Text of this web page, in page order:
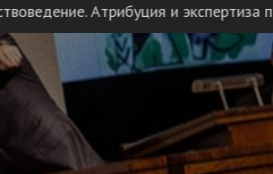
Атрибуция и экспертиза